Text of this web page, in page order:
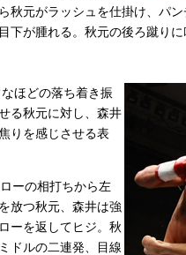
秋元がラッシュを仕掛け、パ
下が腫れる。秋元の後ろ蹴り
ほどの落ち着き振
る秋元に対し、森井
りを感じさせる表
ーの相打ちから左
放つ秋元、森井は強
ーを返してヒジ。秋
ドルの二連発、目線